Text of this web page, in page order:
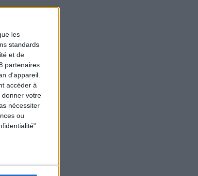
les
standards
et de
partenaires
d'appareil.
accéder à
donner votre
nécessiter
ou